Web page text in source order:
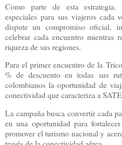
Como parte de esta estrategia,
especiales para sus viajeros cada
dispute un compromiso oficial,
celebrar cada encuentro mientras
riqueza de sus regiones.
Para el primer encuentro de la
% de descuento en todas sus
colombianos la oportunidad de
conectividad que caracteriza a
La campaña busca convertir cada
en una oportunidad para
promover el turismo nacional y